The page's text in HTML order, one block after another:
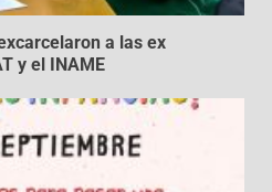
a las ex
y el INAME